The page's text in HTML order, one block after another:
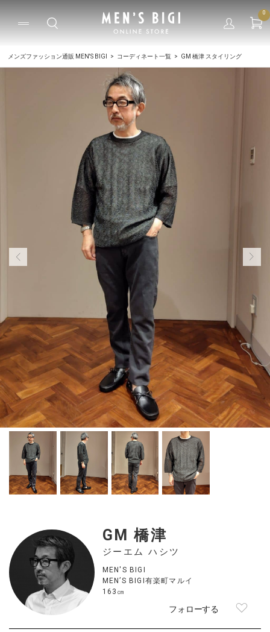
0
メンズファッション通販 MEN'S BIGI コーディネート一覧 GM 橋津 スタイリング
GM 橋津
ジーエム ハシツ
MEN'S BIGI
MEN’S BIGI有楽町マルイ
163㎝
フォローする